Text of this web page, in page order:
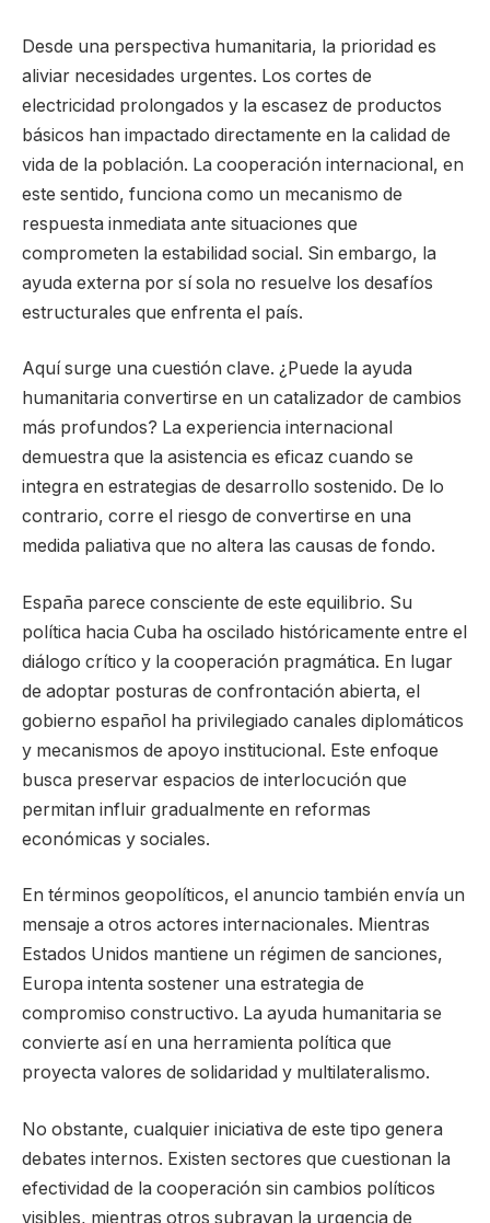
Desde una perspectiva humanitaria, la prioridad es
aliviar necesidades urgentes. Los cortes de
electricidad prolongados y la escasez de productos
básicos han impactado directamente en la calidad de
vida de la población. La cooperación internacional, en
este sentido, funciona como un mecanismo de
respuesta inmediata ante situaciones que
comprometen la estabilidad social. Sin embargo, la
ayuda externa por sí sola no resuelve los desafíos
estructurales que enfrenta el país.
Aquí surge una cuestión clave. ¿Puede la ayuda
humanitaria convertirse en un catalizador de cambios
más profundos? La experiencia internacional
demuestra que la asistencia es eficaz cuando se
integra en estrategias de desarrollo sostenido. De lo
contrario, corre el riesgo de convertirse en una
medida paliativa que no altera las causas de fondo.
España parece consciente de este equilibrio. Su
política hacia Cuba ha oscilado históricamente entre el
diálogo crítico y la cooperación pragmática. En lugar
de adoptar posturas de confrontación abierta, el
gobierno español ha privilegiado canales diplomáticos
y mecanismos de apoyo institucional. Este enfoque
busca preservar espacios de interlocución que
permitan influir gradualmente en reformas
económicas y sociales.
En términos geopolíticos, el anuncio también envía un
mensaje a otros actores internacionales. Mientras
Estados Unidos mantiene un régimen de sanciones,
Europa intenta sostener una estrategia de
compromiso constructivo. La ayuda humanitaria se
convierte así en una herramienta política que
proyecta valores de solidaridad y multilateralismo.
No obstante, cualquier iniciativa de este tipo genera
debates internos. Existen sectores que cuestionan la
efectividad de la cooperación sin cambios políticos
visibles, mientras otros subrayan la urgencia de